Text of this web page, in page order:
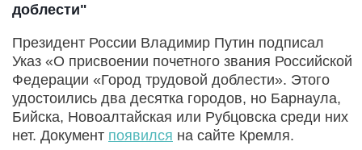
доблести"
Президент России Владимир Путин подписал
Указ «О присвоении почетного звания Российской
Федерации «Город трудовой доблести». Этого
удостоились два десятка городов, но Барнаула,
Бийска, Новоалтайская или Рубцовска среди них
нет. Документ появился на сайте Кремля.